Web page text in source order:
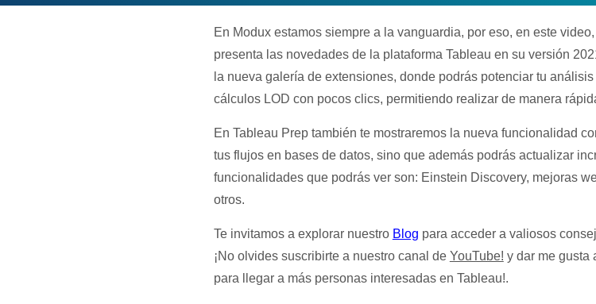
En Modux estamos siempre a la vanguardia, por eso, en este
presenta las novedades de la plataforma Tableau en su versión
la nueva galería de extensiones, donde podrás potenciar tu
cálculos LOD con pocos clics, permitiendo realizar de manera
En Tableau Prep también te mostraremos la nueva funcionalidad
tus flujos en bases de datos, sino que además podrás actualizar
funcionalidades que podrás ver son: Einstein Discovery, mejoras
otros.
Te invitamos a explorar nuestro Blog para acceder a valiosos
¡No olvides suscribirte a nuestro canal de YouTube! y dar me gusta
para llegar a más personas interesadas en Tableau!.